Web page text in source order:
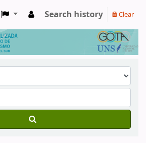
y Turismo
Search history Clear